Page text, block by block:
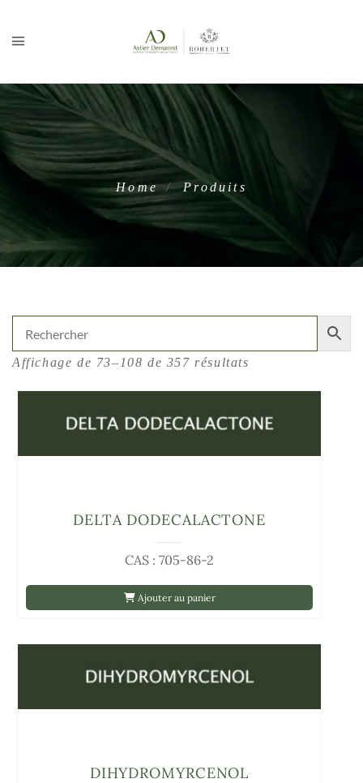
Home Produits
Affichage de 73–108 de 357 résultats
Ajouter au panier
CAS : 705-86-2
DELTA DODECALACTONE
DIHYDROMYRCENOL